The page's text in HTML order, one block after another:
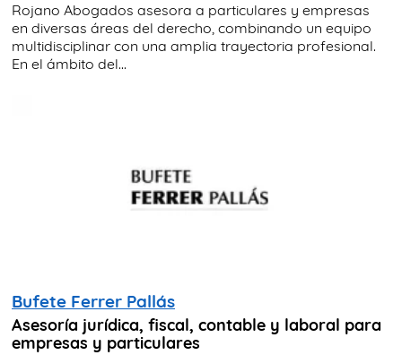
Rojano Abogados asesora a particulares y empresas
en diversas áreas del derecho, combinando un equipo
multidisciplinar con una amplia trayectoria profesional.
En el ámbito del...
Bufete Ferrer Pallás
Asesoría jurídica, fiscal, contable y laboral para
empresas y particulares